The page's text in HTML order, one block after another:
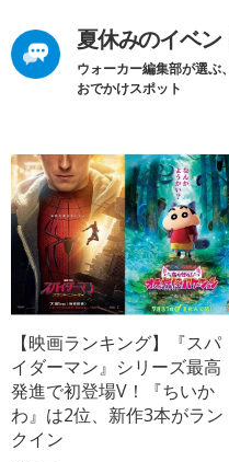
夏休みのイベ
ウォーカー編集部が選ぶ
おでかけスポット
【映画ランキング】『スパ
イダーマン』シリーズ最高
発進で初登場V！『ちいか
わ』は2位、新作3本がラン
クイン